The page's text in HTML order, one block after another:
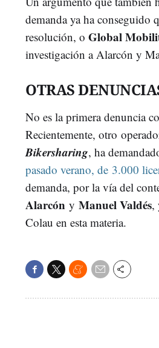
demanda ya ha conseguido
resolución, o Global
investigación a Alarcón y
OTRAS
No es la primera denuncia
Recientemente, otro
Bikersharing, ha
pasado verano, de 3.000
demanda, por la vía del
Alarcón y Manuel Valdés,
Colau en esta materia.